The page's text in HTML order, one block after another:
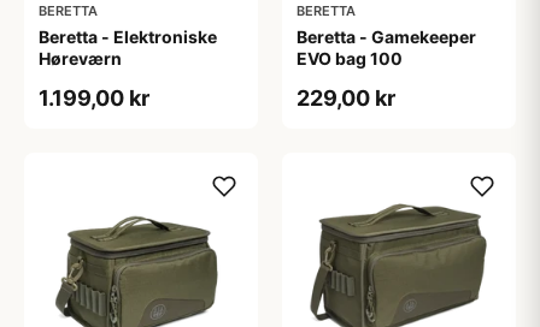
BERETTA
Beretta - Elektroniske
Høreværn
1.199,00 kr
BERETTA
Beretta - Gamekeeper
EVO bag 100
229,00 kr